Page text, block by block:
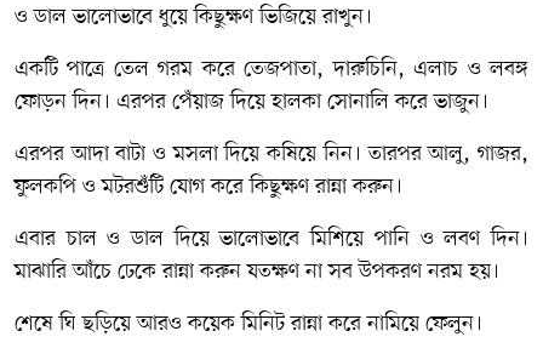
ও ডাল ভালোভাবে ধুয়ে কিছুক্ষণ ভিজিয়ে রাখুন।
একটি পাত্রে তেল গরম করে তেজপাতা, দারুচিনি, এলাচ ও লবঙ্গ
ফোড়ন দিন। এরপর পেঁয়াজ দিয়ে হালকা সোনালি করে ভাজুন।
এরপর আদা বাটা ও মসলা দিয়ে কষিয়ে নিন। তারপর আলু, গাজর,
ফুলকপি ও মটরশুঁটি যোগ করে কিছুক্ষণ রান্না করুন।
এবার চাল ও ডাল দিয়ে ভালোভাবে মিশিয়ে পানি ও লবণ দিন।
মাঝারি আঁচে ঢেকে রান্না করুন যতক্ষণ না সব উপকরণ নরম হয়।
শেষে ঘি ছড়িয়ে আরও কয়েক মিনিট রান্না করে নামিয়ে ফেলুন।